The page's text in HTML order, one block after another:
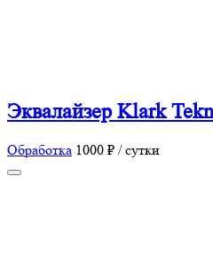
Эквалайзер Klark
Обработка 1000 ₽ / сутки